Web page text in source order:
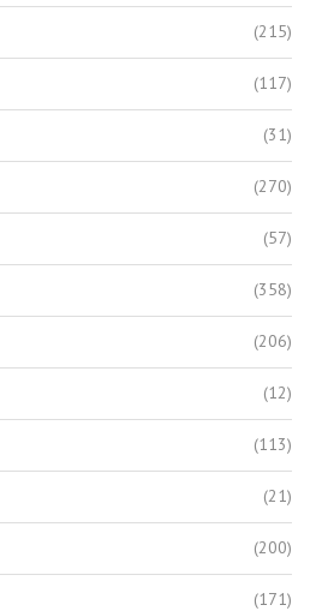
(215)
(117)
(31)
(270)
(57)
(358)
(206)
(12)
(113)
(21)
(200)
(171)